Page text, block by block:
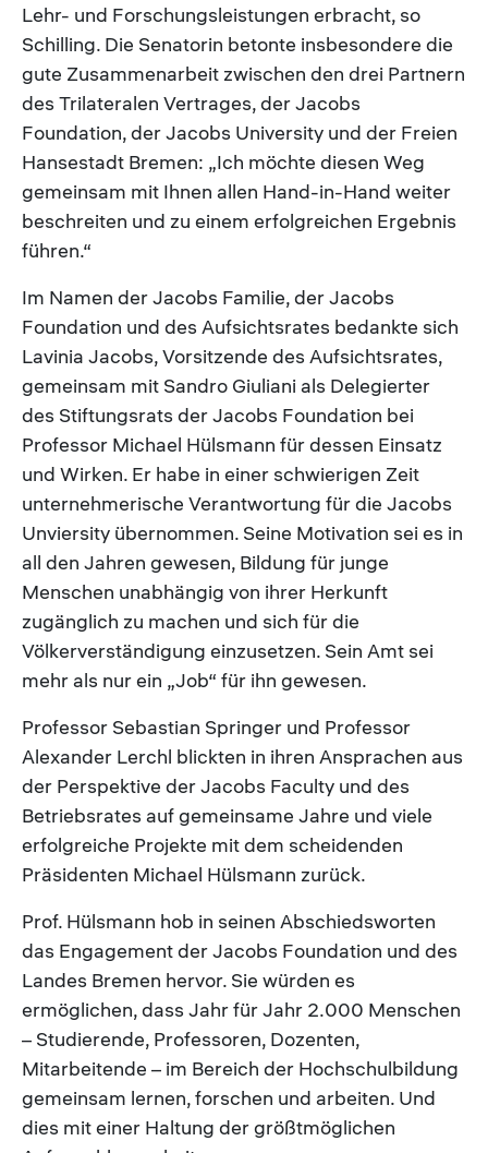
Lehr- und Forschungsleistungen erbracht, so
Schilling. Die Senatorin betonte insbesondere die
gute Zusammenarbeit zwischen den drei Partnern
des Trilateralen Vertrages, der Jacobs
Foundation, der Jacobs University und der Freien
Hansestadt Bremen: „Ich möchte diesen Weg
gemeinsam mit Ihnen allen Hand-in-Hand weiter
beschreiten und zu einem erfolgreichen Ergebnis
führen.“
Im Namen der Jacobs Familie, der Jacobs
Foundation und des Aufsichtsrates bedankte sich
Lavinia Jacobs, Vorsitzende des Aufsichtsrates,
gemeinsam mit Sandro Giuliani als Delegierter
des Stiftungsrats der Jacobs Foundation bei
Professor Michael Hülsmann für dessen Einsatz
und Wirken. Er habe in einer schwierigen Zeit
unternehmerische Verantwortung für die Jacobs
Unviersity übernommen. Seine Motivation sei es in
all den Jahren gewesen, Bildung für junge
Menschen unabhängig von ihrer Herkunft
zugänglich zu machen und sich für die
Völkerverständigung einzusetzen. Sein Amt sei
mehr als nur ein „Job“ für ihn gewesen.
Professor Sebastian Springer und Professor
Alexander Lerchl blickten in ihren Ansprachen aus
der Perspektive der Jacobs Faculty und des
Betriebsrates auf gemeinsame Jahre und viele
erfolgreiche Projekte mit dem scheidenden
Präsidenten Michael Hülsmann zurück.
Prof. Hülsmann hob in seinen Abschiedsworten
das Engagement der Jacobs Foundation und des
Landes Bremen hervor. Sie würden es
ermöglichen, dass Jahr für Jahr 2.000 Menschen
– Studierende, Professoren, Dozenten,
Mitarbeitende – im Bereich der Hochschulbildung
gemeinsam lernen, forschen und arbeiten. Und
dies mit einer Haltung der größtmöglichen